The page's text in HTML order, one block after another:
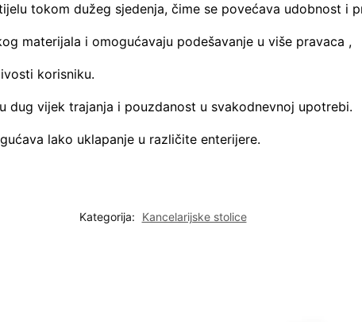
tokom dužeg sjedenja, čime se povećava udobnost i
materijala i omogućavaju podešavanje u više pravaca ,
korisniku.
dug vijek trajanja i pouzdanost u svakodnevnoj upotrebi.
lako uklapanje u različite enterijere.
Kategorija: Kancelarijske stolice